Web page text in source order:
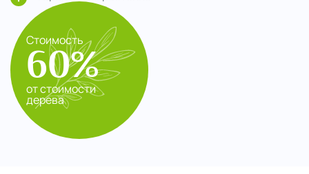
Стоимость
60%
от стоимости
дерева